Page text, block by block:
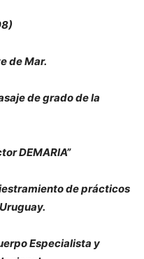
de Mar.
de grado de la
DEMARIA”
de prácticos
Especialista y